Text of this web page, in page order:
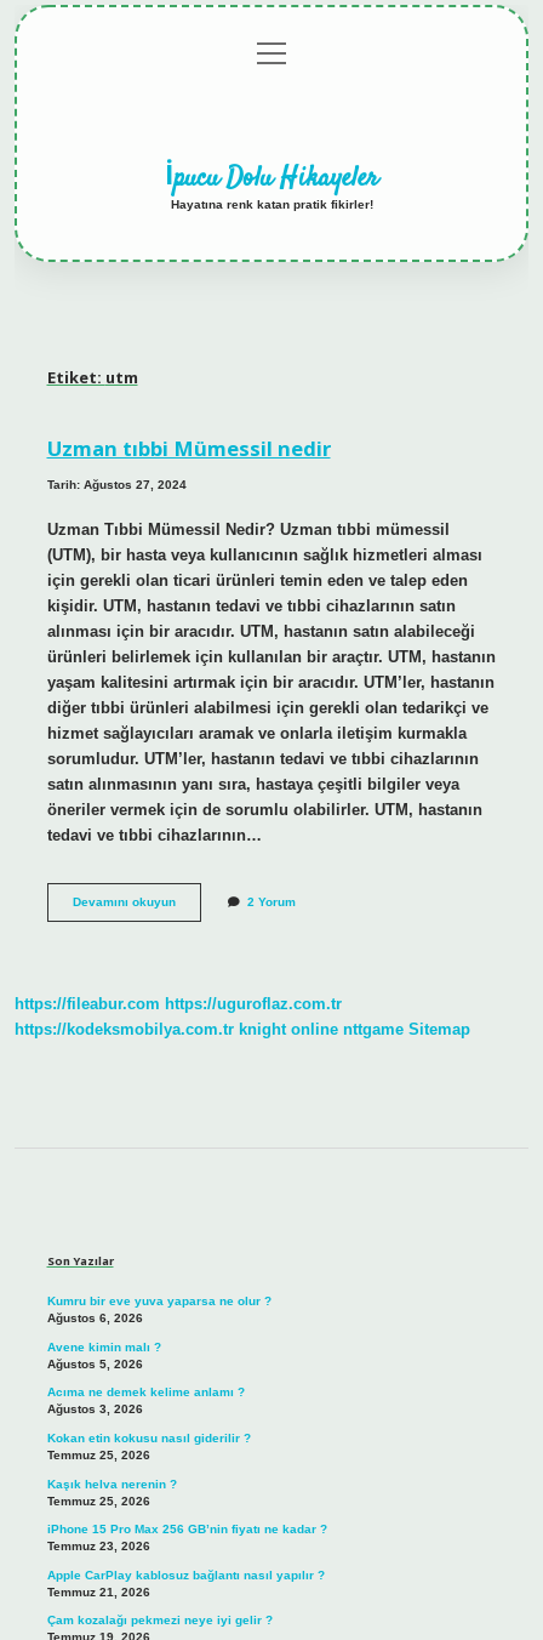
menüyü
aç
İpucu Dolu Hikayeler
Hayatına renk katan pratik fikirler!
Etiket: utm
Uzman tıbbi Mümessil nedir
Tarih: Ağustos 27, 2024
Uzman Tıbbi Mümessil Nedir? Uzman tıbbi mümessil
(UTM), bir hasta veya kullanıcının sağlık hizmetleri alması
için gerekli olan ticari ürünleri temin eden ve talep eden
kişidir. UTM, hastanın tedavi ve tıbbi cihazlarının satın
alınması için bir aracıdır. UTM, hastanın satın alabileceği
ürünleri belirlemek için kullanılan bir araçtır. UTM, hastanın
yaşam kalitesini artırmak için bir aracıdır. UTM’ler, hastanın
diğer tıbbi ürünleri alabilmesi için gerekli olan tedarikçi ve
hizmet sağlayıcıları aramak ve onlarla iletişim kurmakla
sorumludur. UTM’ler, hastanın tedavi ve tıbbi cihazlarının
satın alınmasının yanı sıra, hastaya çeşitli bilgiler veya
öneriler vermek için de sorumlu olabilirler. UTM, hastanın
tedavi ve tıbbi cihazlarının…
Devamını okuyunUzman
2 Yorum
https://fileabur.com https://uguroflaz.com.tr
https://kodeksmobilya.com.tr knight online nttgame Sitemap
Son Yazılar
Kumru bir eve yuva yaparsa ne olur ?
Ağustos 6, 2026
Avene kimin malı ?
Ağustos 5, 2026
Acıma ne demek kelime anlamı ?
Ağustos 3, 2026
Kokan etin kokusu nasıl giderilir ?
Temmuz 25, 2026
Kaşık helva nerenin ?
Temmuz 25, 2026
iPhone 15 Pro Max 256 GB’nin fiyatı ne kadar ?
Temmuz 23, 2026
Apple CarPlay kablosuz bağlantı nasıl yapılır ?
Temmuz 21, 2026
Çam kozalağı pekmezi neye iyi gelir ?